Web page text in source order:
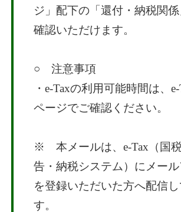
ジ」配下の「還付・納税関
確認いただけます。
○ 注意事項
・e-Taxの利用可能時間は、
ページでご確認ください。
※ 本メールは、e-Tax（国
告・納税システム）にメール
を登録いただいた方へ配信し
す。